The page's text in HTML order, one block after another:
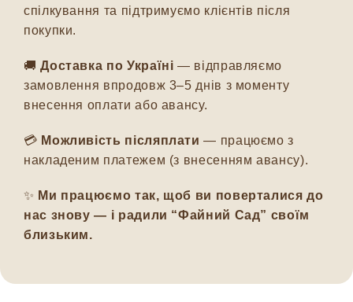
спілкування та підтримуємо клієнтів після
покупки.
🚚Доставка по Україні — відправляємо
замовлення впродовж 3–5 днів з моменту
внесення оплати або авансу.
💳 Можливість післяплати — працюємо з
накладеним платежем (з внесенням авансу).
✨ Ми працюємо так, щоб ви поверталися до
нас знову — і радили “Файний Сад” своїм
близьким.